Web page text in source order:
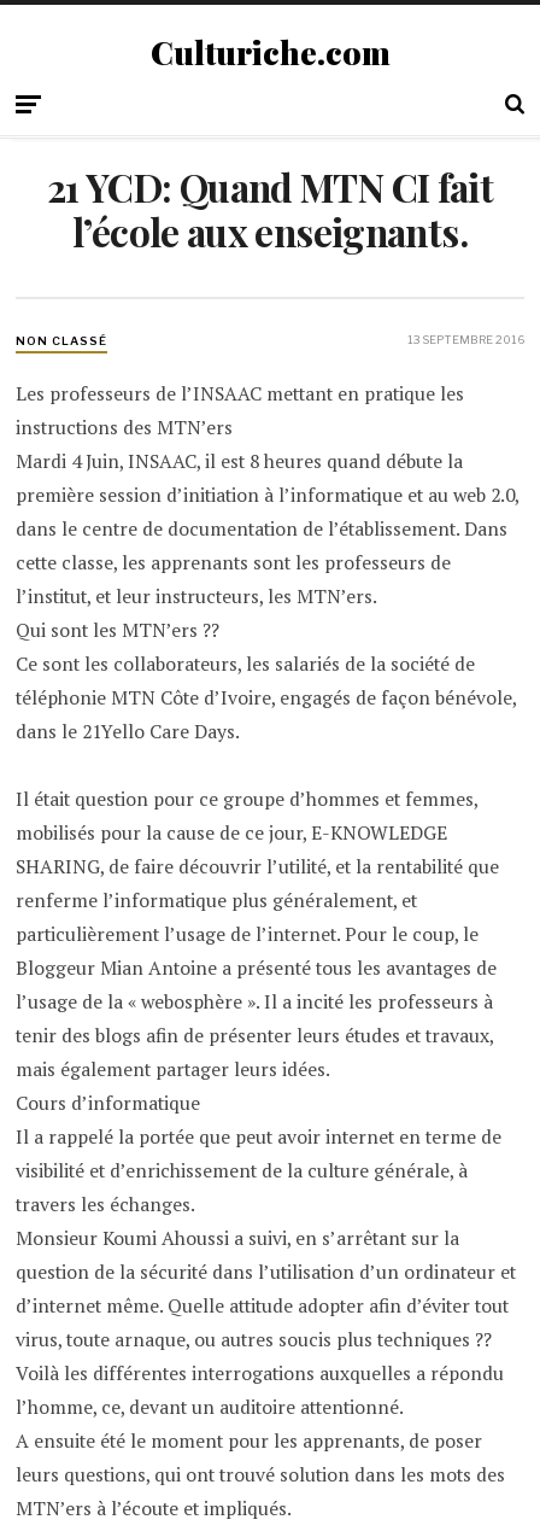
Culturiche.com
21 YCD: Quand MTN CI fait
l’école aux enseignants.
NON CLASSÉ 13 SEPTEMBRE 2016
Les professeurs de l’INSAAC mettant en pratique les
instructions des MTN’ers
Mardi 4 Juin, INSAAC, il est 8 heures quand débute la
première session d’initiation à l’informatique et au web 2.0,
dans le centre de documentation de l’établissement. Dans
cette classe, les apprenants sont les professeurs de
l’institut, et leur instructeurs, les MTN’ers.
Qui sont les MTN’ers ??
Ce sont les collaborateurs, les salariés de la société de
téléphonie MTN Côte d’Ivoire, engagés de façon bénévole,
dans le 21Yello Care Days.
Il était question pour ce groupe d’hommes et femmes,
mobilisés pour la cause de ce jour, E-KNOWLEDGE
SHARING, de faire découvrir l’utilité, et la rentabilité que
renferme l’informatique plus généralement, et
particulièrement l’usage de l’internet. Pour le coup, le
Bloggeur Mian Antoine a présenté tous les avantages de
l’usage de la « webosphère ». Il a incité les professeurs à
tenir des blogs afin de présenter leurs études et travaux,
mais également partager leurs idées.
Cours d’informatique
Il a rappelé la portée que peut avoir internet en terme de
visibilité et d’enrichissement de la culture générale, à
travers les échanges.
Monsieur Koumi Ahoussi a suivi, en s’arrêtant sur la
question de la sécurité dans l’utilisation d’un ordinateur et
d’internet même. Quelle attitude adopter afin d’éviter tout
virus, toute arnaque, ou autres soucis plus techniques ??
Voilà les différentes interrogations auxquelles a répondu
l’homme, ce, devant un auditoire attentionné.
A ensuite été le moment pour les apprenants, de poser
leurs questions, qui ont trouvé solution dans les mots des
MTN’ers à l’écoute et impliqués.